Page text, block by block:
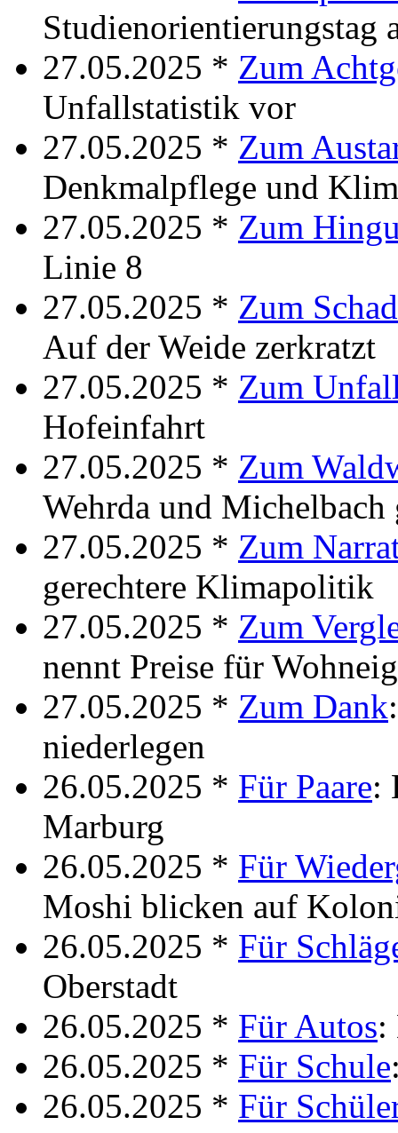
Studienorientierungstag
27.05.2025 * Zum
Unfallstatistik vor
27.05.2025 * Zum
Denkmalpflege und
27.05.2025 * Zum
Linie 8
27.05.2025 * Zum
Auf der Weide zerkratzt
27.05.2025 * Zum
Hofeinfahrt
27.05.2025 * Zum
Wehrda und Michelbach
27.05.2025 * Zum
gerechtere Klimapolitik
27.05.2025 * Zum
nennt Preise für
27.05.2025 * Zum Dank
niederlegen
26.05.2025 * Für Paare:
Marburg
26.05.2025 * Für
Moshi blicken auf
26.05.2025 * Für
Oberstadt
26.05.2025 * Für Autos:
26.05.2025 * Für Schule
26.05.2025 * Für